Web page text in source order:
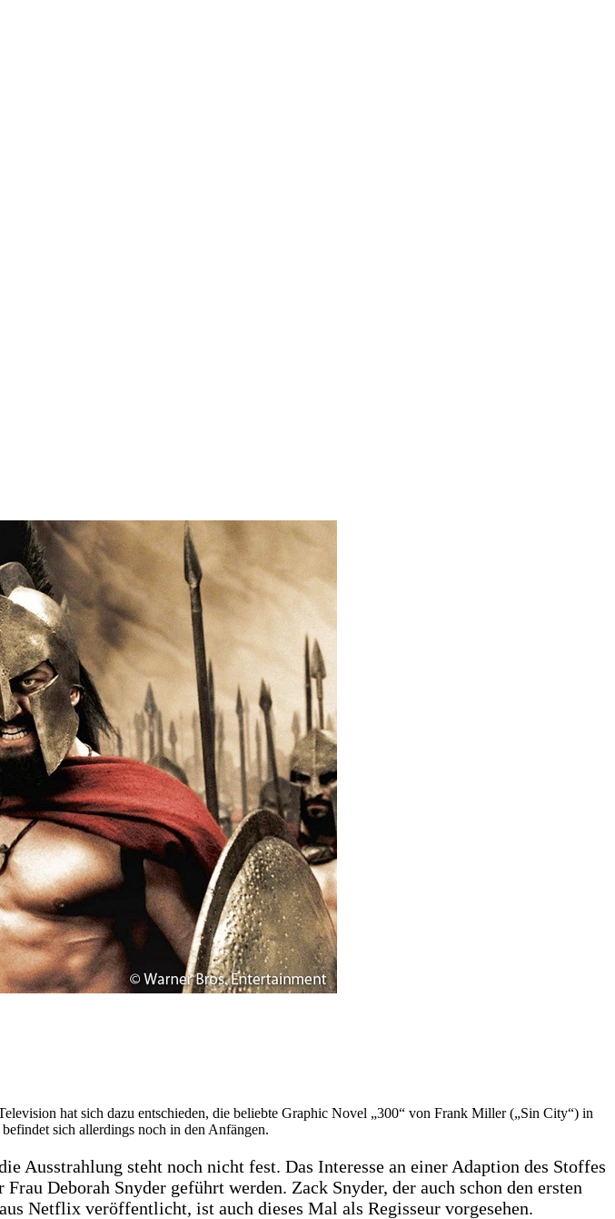
hat sich dazu entschieden, die beliebte Graphic Novel „300“ von Frank Miller („Sin City“) in
sich allerdings noch in den Anfängen.
Ausstrahlung steht noch nicht fest. Das Interesse an einer Adaption des Stoffes
Deborah Snyder geführt werden. Zack Snyder, der auch schon den ersten
Netflix veröffentlicht, ist auch dieses Mal als Regisseur vorgesehen.